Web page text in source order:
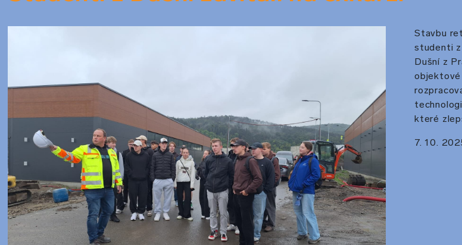
Stavbu
studenti
Dušní z
objektové
které
7. 10.